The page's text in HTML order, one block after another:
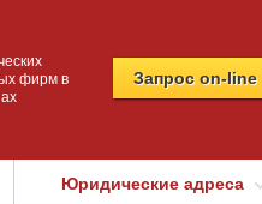
фирм в
Запрос on-line
Юридические адреса